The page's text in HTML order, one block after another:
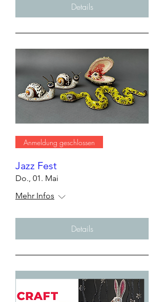
Details
Anmeldung geschlossen
Jazz Fest
Do., 01. Mai
Mehr Infos
Details